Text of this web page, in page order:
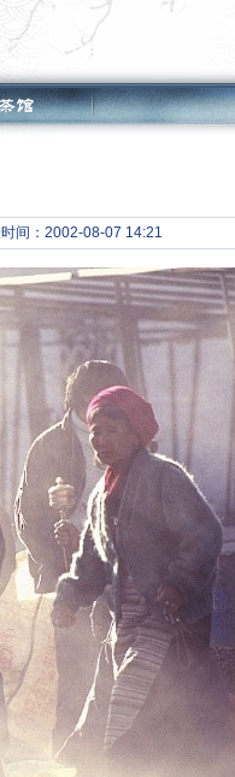
间：2002-08-07 14:21